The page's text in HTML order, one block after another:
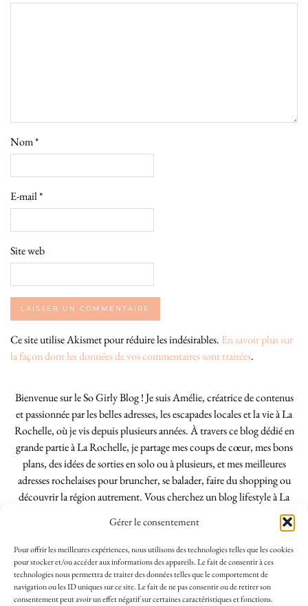
Gérer le consentement
Pour offrir les meilleures expériences, nous utilisons des technologies telles que les cookies
pour stocker et/ou accéder aux informations des appareils. Le fait de consentir à ces
technologies nous permettra de traiter des données telles que le comportement de
navigation ou les ID uniques sur ce site. Le fait de ne pas consentir ou de retirer son
consentement peut avoir un effet négatif sur certaines caractéristiques et fonctions.
Nom*
E-mail*
Site web
Ce site utilise Akismet pour réduire les indésirables. En savoir plus sur
la façon dont les données de vos commentaires sont traitées.
Bienvenue sur le So Girly Blog ! Je suis Amélie, créatrice de contenus
et passionnée par les belles adresses, les escapades locales et la vie à La
Rochelle, où je vis depuis plusieurs années. À travers ce blog dédié en
grande partie à La Rochelle, je partage mes coups de cœur, mes bons
plans, des idées de sorties en solo ou à plusieurs, et mes meilleures
adresses rochelaises pour bruncher, se balader, faire du shopping ou
découvrir la région autrement. Vous cherchez un blog lifestyle à La
Rochelle, tenu par une locale ? Vous êtes au bon endroit. Que vous
soyez Rochelais·e ou de passage dans notre belle ville, j’espère que mes
articles vous aideront à profiter de La Rochelle comme un·e vrai·e
initié·e. !